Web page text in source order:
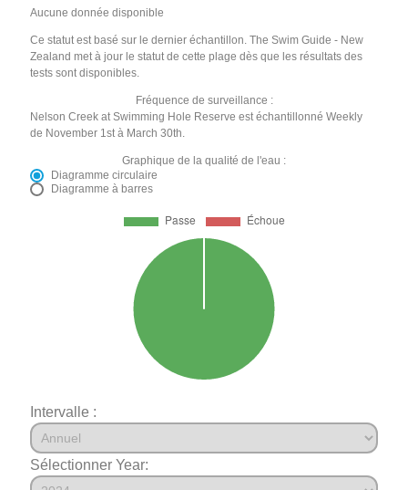
Aucune donnée disponible
Ce statut est basé sur le dernier échantillon. The Swim Guide - New
Zealand met à jour le statut de cette plage dès que les résultats des
tests sont disponibles.
Fréquence de surveillance :
Nelson Creek at Swimming Hole Reserve est échantillonné Weekly
de November 1st à March 30th.
Graphique de la qualité de l'eau :
Diagramme circulaire
Diagramme à barres
Intervalle :
Sélectionner Year: